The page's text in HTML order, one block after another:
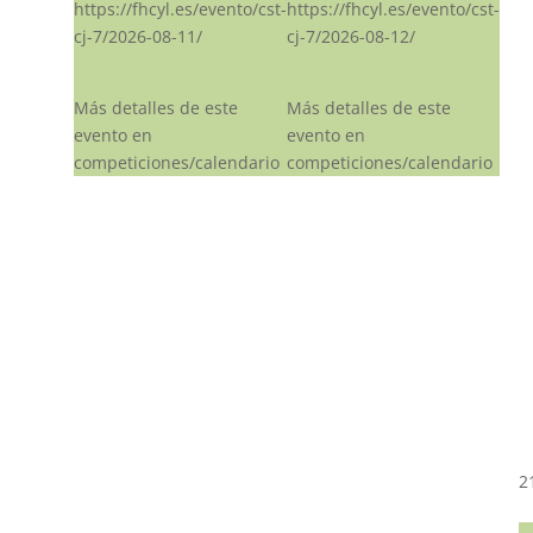
https://fhcyl.es/evento/cst-
cj-7/2026-08-11/
Más detalles de este
evento en
competiciones/calendario
https://fhcyl.es/evento/cst-
cj-7/2026-08-12/
Más detalles de este
evento en
competiciones/calendario